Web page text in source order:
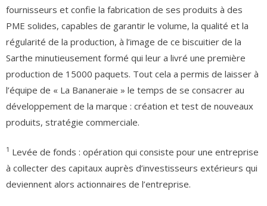
fournisseurs et confie la fabrication de ses produits à des
PME solides, capables de garantir le volume, la qualité et la
régularité de la production, à l’image de ce biscuitier de la
Sarthe minutieusement formé qui leur a livré une première
production de 15000 paquets. Tout cela a permis de laisser à
l’équipe de « La Bananeraie » le temps de se consacrer au
développement de la marque : création et test de nouveaux
produits, stratégie commerciale.
1 Levée de fonds : opération qui consiste pour une entreprise
à collecter des capitaux auprès d’investisseurs extérieurs qui
deviennent alors actionnaires de l’entreprise.